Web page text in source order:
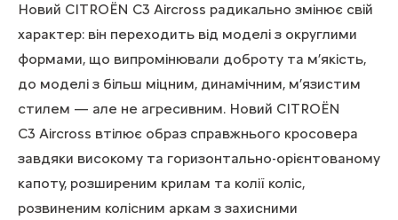
Новий CITROЁN C3 Aircross радикально змінює свій
характер: він переходить від моделі з округлими
формами, що випромінювали доброту та м’якість,
до моделі з більш міцним, динамічним, м’язистим
стилем — але не агресивним. Новий CITROЁN
C3 Aircross втілює образ справжнього кросовера
завдяки високому та горизонтально-орієнтованому
капоту, розширеним крилам та колії коліс,
розвиненим колісним аркам з захисними